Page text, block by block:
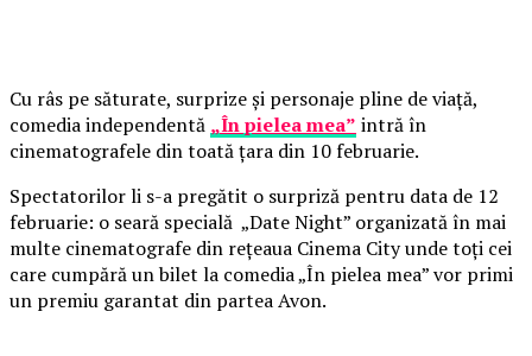
Cu râs pe săturate, surprize și personaje pline de viață,
comedia independentă „În pielea mea” intră în
cinematografele din toată țara din 10 februarie.
Spectatorilor li s-a pregătit o surpriză pentru data de 12
februarie: o seară specială „Date Night” organizată în mai
multe cinematografe din rețeaua Cinema City unde toți cei
care cumpără un bilet la comedia „În pielea mea” vor primi
un premiu garantat din partea Avon.